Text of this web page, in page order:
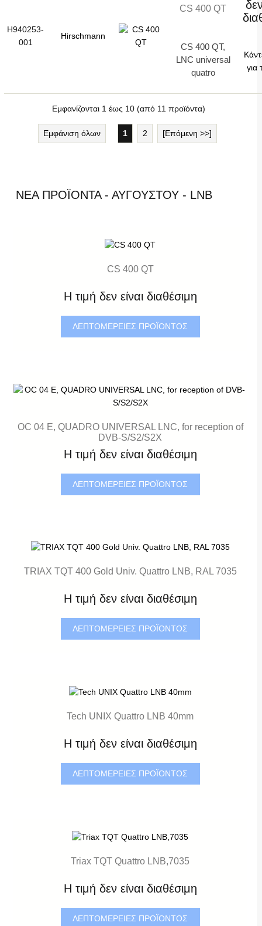
H940253-
001
Hirschmann
CS 400 QT
CS 400 QT,
LNC universal
quatro
για
Εμφανίζονται 1 έως 10(από 11 προϊόντα)
Εμφάνιση όλων 1 2 [Επόμενη >>]
ΝΈΑ ΠΡΟΪΌΝΤΑ - ΑΥΓΟΎΣΤΟΥ - LNB
CS 400 QT
Η τιμή δεν είναι διαθέσιμη
ΛΕΠΤΟΜΈΡΕΙΕΣ ΠΡΟΪΌΝΤΟΣ
OC 04 E, QUADRO UNIVERSAL LNC, for reception of
DVB-S/S2/S2X
Η τιμή δεν είναι διαθέσιμη
ΛΕΠΤΟΜΈΡΕΙΕΣ ΠΡΟΪΌΝΤΟΣ
TRIAX TQT 400 Gold Univ. Quattro LNB, RAL 7035
Η τιμή δεν είναι διαθέσιμη
ΛΕΠΤΟΜΈΡΕΙΕΣ ΠΡΟΪΌΝΤΟΣ
Tech UNIX Quattro LNB 40mm
Η τιμή δεν είναι διαθέσιμη
ΛΕΠΤΟΜΈΡΕΙΕΣ ΠΡΟΪΌΝΤΟΣ
Triax TQT Quattro LNB,7035
Η τιμή δεν είναι διαθέσιμη
ΛΕΠΤΟΜΈΡΕΙΕΣ ΠΡΟΪΌΝΤΟΣ